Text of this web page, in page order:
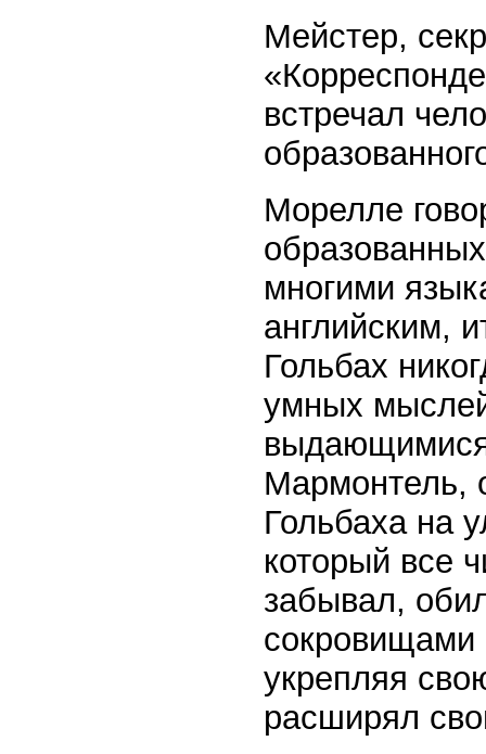
Мейстер,
встречал
Морелле
многими
английским,
Гольбах
умных
выдающимися
Мармонтель,
Гольбаха на
который все
забывал,
сокровищами
укрепляя
расширял